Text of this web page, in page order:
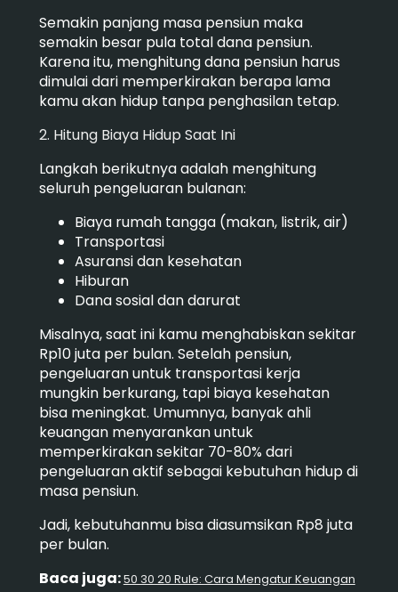
Semakin panjang masa pensiun maka
semakin besar pula total dana pensiun.
Karena itu, menghitung dana pensiun harus
dimulai dari memperkirakan berapa lama
kamu akan hidup tanpa penghasilan tetap.
2. Hitung Biaya Hidup Saat Ini
Langkah berikutnya adalah menghitung
seluruh pengeluaran bulanan:
Biaya rumah tangga (makan, listrik, air)
Transportasi
Asuransi dan kesehatan
Hiburan
Dana sosial dan darurat
Misalnya, saat ini kamu menghabiskan sekitar
Rp10 juta per bulan. Setelah pensiun,
pengeluaran untuk transportasi kerja
mungkin berkurang, tapi biaya kesehatan
bisa meningkat. Umumnya, banyak ahli
keuangan menyarankan untuk
memperkirakan sekitar 70-80% dari
pengeluaran aktif sebagai kebutuhan hidup di
masa pensiun.
Jadi, kebutuhanmu bisa diasumsikan Rp8 juta
per bulan.
Baca juga:50 30 20 Rule: Cara Mengatur Keuangan